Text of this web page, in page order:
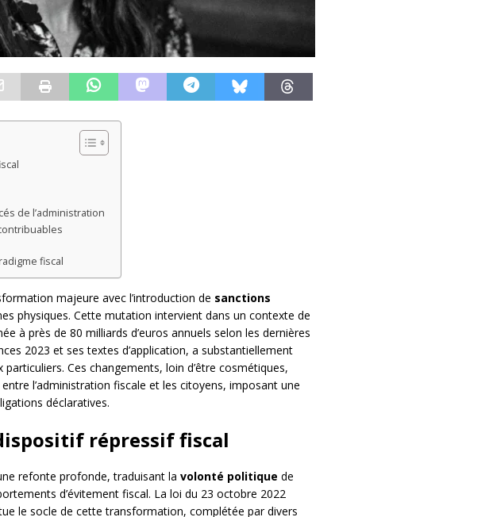
de l’administration
fiscal
majeure avec l’introduction de sanctions
physiques. Cette mutation intervient dans un contexte de
à près de 80 milliards d’euros annuels selon les dernières
2023 et ses textes d’application, a substantiellement
particuliers. Ces changements, loin d’être cosmétiques,
l’administration fiscale et les citoyens, imposant une
déclaratives.
répressif fiscal
refonte profonde, traduisant la volonté politique de
d’évitement fiscal. La loi du 23 octobre 2022
le socle de cette transformation, complétée par divers